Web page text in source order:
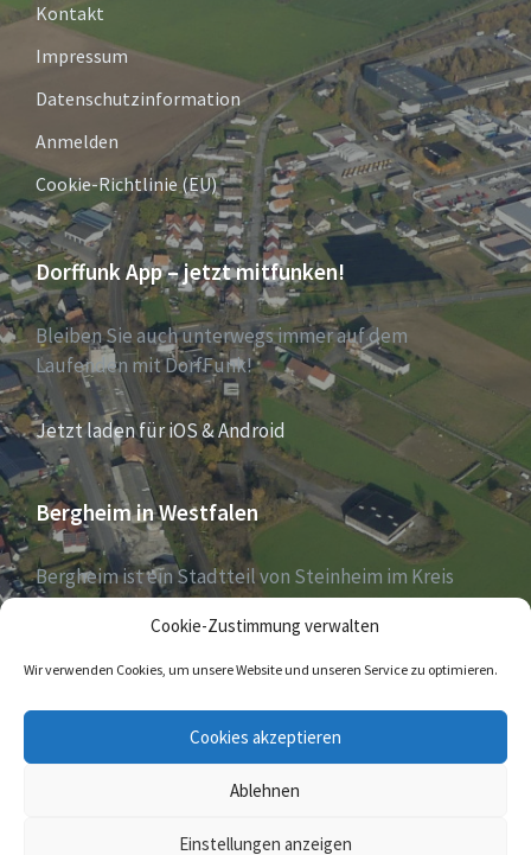
Cookie-Zustimmung verwalten
Wir verwenden Cookies, um unsere Website und unseren Service zu optimieren.
Cookies akzeptieren
Ablehnen
Einstellungen anzeigen
Kontakt
Impressum
Datenschutzinformation
Anmelden
Cookie-Richtlinie (EU)
Dorffunk App – jetzt mitfunken!
Bleiben Sie auch unterwegs immer auf dem
Laufenden mit DorfFunk!
Jetzt laden für iOS & Android
Bergheim in Westfalen
Bergheim ist ein Stadtteil von Steinheim im Kreis
Höxter, Nordrhein-Westfalen, und zählt aktuell 1030
Einwohner – Stand 31. Dezember 2018.